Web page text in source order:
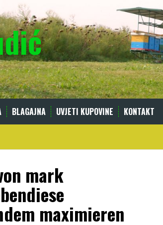
BLAGAJNA UVJETI KUPOVINE KONTAKT
mark
maximieren